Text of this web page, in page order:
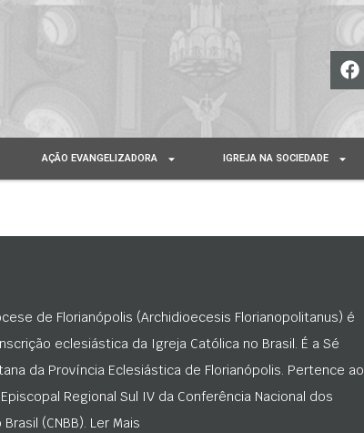
AÇÃO EVANGELIZADORA IGREJA NA SOCIEDADE
de Florianópolis (Archidioecesis Florianopolitanus) é
eclesiástica da Igreja Católica no Brasil. É a Sé
da Província Eclesiástica de Florianópolis. Pertence ao
Regional Sul IV da Conferência Nacional dos
(CNBB). Ler Mais